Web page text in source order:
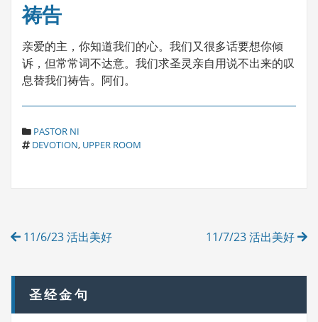
祷告
亲爱的主，你知道我们的心。我们又很多话要想你倾
诉，但常常词不达意。我们求圣灵亲自用说不出来的叹
息替我们祷告。阿们。
C
A
E
PASTOR NI
T
DEVOTION, UPPER ROOM
Post
11/6/23 活出美好 11/7/23 活出美好
圣经金句